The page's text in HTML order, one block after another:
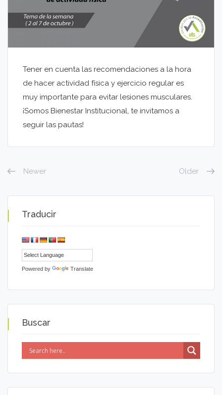
Tener en cuenta las recomendaciones a la hora
de hacer actividad física y ejercicio regular es
muy importante para evitar lesiones musculares.
¡Somos Bienestar Institucional, te invitamos a
seguir las pautas!
Newer Older
Traducir
Powered by Translate
Buscar